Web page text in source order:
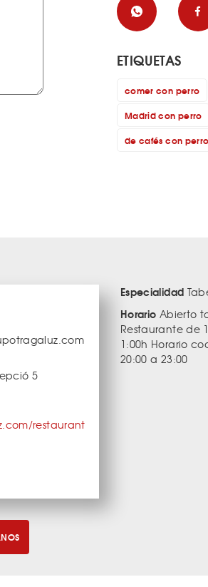
ETIQUETAS
comer con perro
Madrid con perro
de cafés con perro
5
restaurant
Especialidad
Horario Abierto
Restaurante de
1:00h Horario
20:00 a 23:00